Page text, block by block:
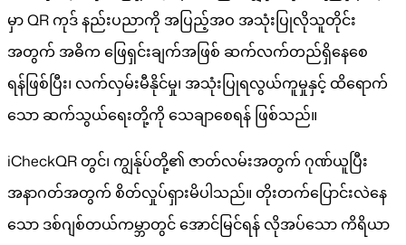
မှာ QR ကုဒ် နည်းပညာကို အပြည့်အဝ အသုံးပြုလိုသူတိုင်း
အတွက် အဓိက ဖြေရှင်းချက်အဖြစ် ဆက်လက်တည်ရှိနေစေ
ရန်ဖြစ်ပြီး၊ လက်လှမ်းမီနိုင်မှု၊ အသုံးပြုရလွယ်ကူမှုနှင့် ထိရောက်
သော ဆက်သွယ်ရေးတို့ကို သေချာစေရန် ဖြစ်သည်။
iCheckQR တွင်၊ ကျွန်ုပ်တို့၏ ဇာတ်လမ်းအတွက် ဂုဏ်ယူပြီး
အနာဂတ်အတွက် စိတ်လှုပ်ရှားမိပါသည်။ တိုးတက်ပြောင်းလဲနေ
သော ဒစ်ဂျစ်တယ်ကမ္ဘာတွင် အောင်မြင်ရန် လိုအပ်သော ကိရိယာ